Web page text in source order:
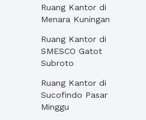
Ruang Kantor di
Menara Kuningan
Ruang Kantor di
SMESCO Gatot
Subroto
Ruang Kantor di
Sucofindo Pasar
Minggu